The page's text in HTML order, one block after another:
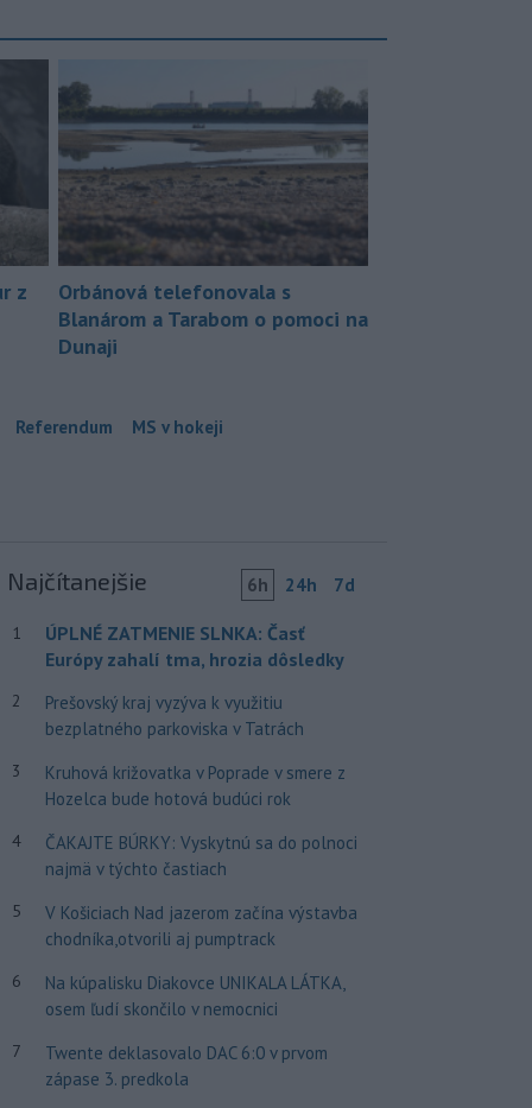
z
Orbánová telefonovala s
Blanárom a Tarabom o pomoci na
Dunaji
Referendum MS v hokeji
Najčítanejšie 6h 24h 7d
1
ÚPLNÉ ZATMENIE SLNKA: Časť
Európy zahalí tma, hrozia dôsledky
2
Prešovský kraj vyzýva k využitiu
bezplatného parkoviska v Tatrách
3
Kruhová križovatka v Poprade v smere z
Hozelca bude hotová budúci rok
4
ČAKAJTE BÚRKY: Vyskytnú sa do polnoci
najmä v týchto častiach
5
V Košiciach Nad jazerom začína výstavba
chodníka,otvorili aj pumptrack
6
Na kúpalisku Diakovce UNIKALA LÁTKA,
osem ľudí skončilo v nemocnici
7
Twente deklasovalo DAC 6:0 v prvom
zápase 3. predkola